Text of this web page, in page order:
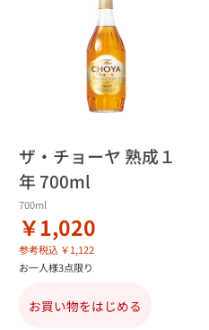
ザ・チョーヤ 熟成１
年 700ml
700ml
￥1,020
参考税込 ￥1,122
お一人様3点限り
お買い物をはじめる